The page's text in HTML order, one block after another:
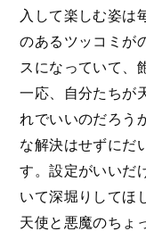
入して楽しむ姿は
のあるツッコミが
スになっていて、
一応、自分たちが
れでいいのだろう
な解決はせずにだ
す。設定がいいだ
いて深堀りしてほ
天使と悪魔のちょ